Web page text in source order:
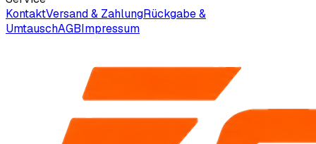
KontaktVersand & ZahlungRückgabe &
UmtauschAGBImpressum